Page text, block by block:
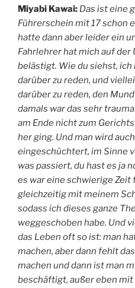
Miyabi Kawai: Das ist eine
Führerschein mit 17 schon
hatte dann aber leider ein
Fahrlehrer hat mich auf
belästigt. Wie du siehst,
darüber zu reden, und
darüber zu reden, den
damals war das sehr
am Ende nicht zum
her ging. Und man wird
eingeschüchtert, im Sinne
was passiert, du hast es ja
es war eine schwierige Zeit
gleichzeitig mit meinem
sodass ich dieses ganze
weggeschoben habe. Und
das Leben oft so ist: man
machen, aber dann fehlt
machen und dann ist man
beschäftigt, außer eben